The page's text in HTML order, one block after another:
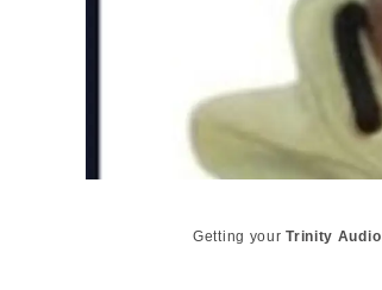
Getting yourTrinity Audio